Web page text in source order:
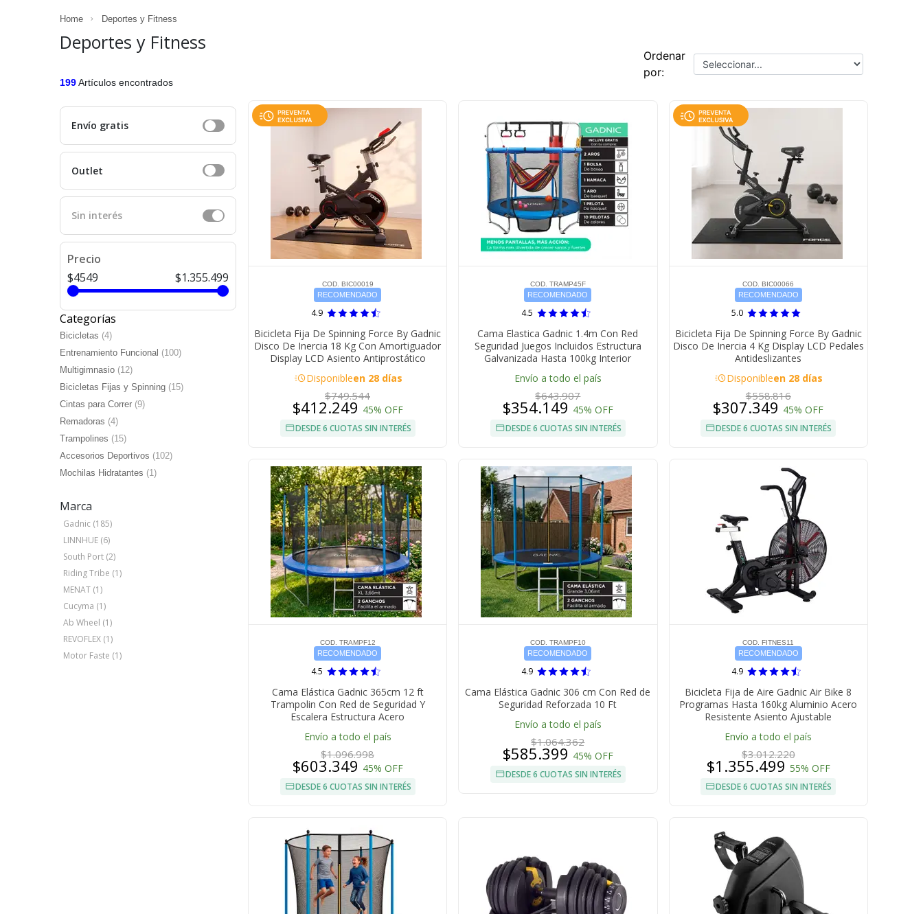
Home Deportes y Fitness
Deportes y Fitness
199Artículos encontrados
Envío gratis
Outlet
Sin interés
Precio
$4549
$1.355.499
Categorías
Bicicletas (4)
Entrenamiento Funcional (100)
Multigimnasio (12)
Bicicletas Fijas y Spinning (15)
Cintas para Correr (9)
Remadoras (4)
Trampolines (15)
Accesorios Deportivos (102)
Mochilas Hidratantes (1)
Marca
Gadnic (185)
LINNHUE (6)
South Port (2)
Riding Tribe (1)
MENAT (1)
Cucyma (1)
Ab Wheel (1)
REVOFLEX (1)
Motor Faste (1)
Ordenar
por:
COD. BIC00019
RECOMENDADO
4.9
Bicicleta Fija De Spinning Force By Gadnic
Disco De Inercia 18 Kg Con Amortiguador
Display LCD Asiento Antiprostático
acuteDisponibleen 28 días
$749.544
$412.249 45% OFF
DESDE 6 CUOTAS SIN INTERÉS
COD. TRAMP45F
RECOMENDADO
4.5
Cama Elastica Gadnic 1.4m Con Red
Seguridad Juegos Incluidos Estructura
Galvanizada Hasta 100kg Interior
Envío a todo el país
$643.907
$354.149 45% OFF
DESDE 6 CUOTAS SIN INTERÉS
COD. BIC00066
RECOMENDADO
5.0
Bicicleta Fija De Spinning Force By Gadnic
Disco De Inercia 4 Kg Display LCD Pedales
Antideslizantes
acuteDisponibleen 28 días
$558.816
$307.349 45% OFF
DESDE 6 CUOTAS SIN INTERÉS
COD. TRAMPF12
RECOMENDADO
4.5
Cama Elástica Gadnic 365cm 12 ft
Trampolin Con Red de Seguridad Y
Escalera Estructura Acero
Envío a todo el país
$1.096.998
$603.349 45% OFF
DESDE 6 CUOTAS SIN INTERÉS
COD. TRAMPF10
RECOMENDADO
4.9
Cama Elástica Gadnic 306 cm Con Red de
Seguridad Reforzada 10 Ft
Envío a todo el país
$1.064.362
$585.399 45% OFF
DESDE 6 CUOTAS SIN INTERÉS
COD. FITNES11
RECOMENDADO
4.9
Bicicleta Fija de Aire Gadnic Air Bike 8
Programas Hasta 160kg Aluminio Acero
Resistente Asiento Ajustable
Envío a todo el país
$3.012.220
$1.355.499 55% OFF
DESDE 6 CUOTAS SIN INTERÉS